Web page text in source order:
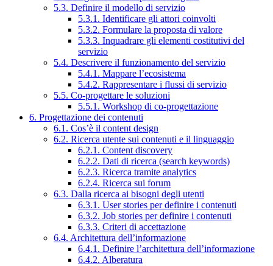
5.3. Definire il modello di servizio
5.3.1. Identificare gli attori coinvolti
5.3.2. Formulare la proposta di valore
5.3.3. Inquadrare gli elementi costitutivi del
servizio
5.4. Descrivere il funzionamento del servizio
5.4.1. Mappare l’ecosistema
5.4.2. Rappresentare i flussi di servizio
5.5. Co-progettare le soluzioni
5.5.1. Workshop di co-progettazione
6. Progettazione dei contenuti
6.1. Cos’è il content design
6.2. Ricerca utente sui contenuti e il linguaggio
6.2.1. Content discovery
6.2.2. Dati di ricerca (search keywords)
6.2.3. Ricerca tramite analytics
6.2.4. Ricerca sui forum
6.3. Dalla ricerca ai bisogni degli utenti
6.3.1. User stories per definire i contenuti
6.3.2. Job stories per definire i contenuti
6.3.3. Criteri di accettazione
6.4. Architettura dell’informazione
6.4.1. Definire l’architettura dell’informazione
6.4.2. Alberatura